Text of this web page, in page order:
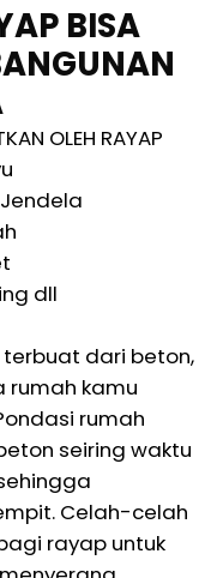
BISA
OLEH RAYAP
dll
dari beton,
rumah kamu
rumah
seiring waktu
Celah-celah
rayap untuk